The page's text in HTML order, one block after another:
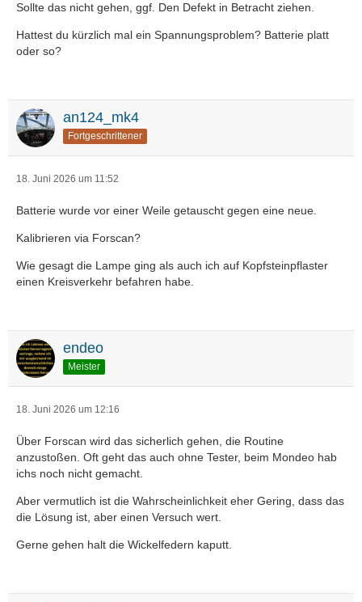
Sollte das nicht gehen, ggf. Den Defekt in Betracht ziehen.
Hattest du kürzlich mal ein Spannungsproblem? Batterie platt
oder so?
an124_mk4
Fortgeschrittener
18. Juni 2026 um 11:52
Batterie wurde vor einer Weile getauscht gegen eine neue.
Kalibrieren via Forscan?
Wie gesagt die Lampe ging als auch ich auf Kopfsteinpflaster
einen Kreisverkehr befahren habe.
endeo
Meister
18. Juni 2026 um 12:16
Über Forscan wird das sicherlich gehen, die Routine
anzustoßen. Oft geht das auch ohne Tester, beim Mondeo hab
ichs noch nicht gemacht.
Aber vermutlich ist die Wahrscheinlichkeit eher Gering, dass das
die Lösung ist, aber einen Versuch wert.
Gerne gehen halt die Wickelfedern kaputt.